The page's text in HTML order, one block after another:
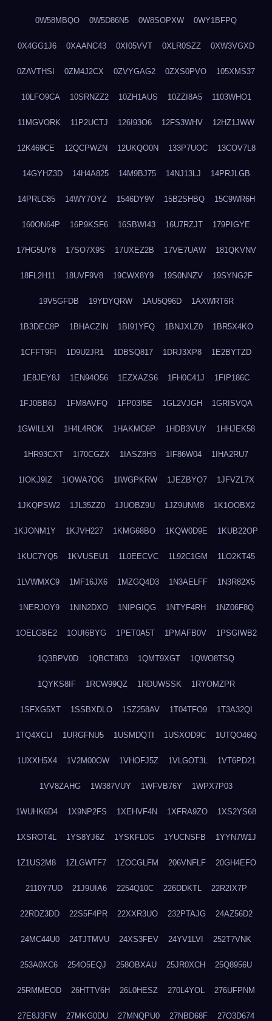
0W58MBQO 0W5D86N5 0W8SOPXW 0WY1BFPQ
0X4GG1J6 0XAANC43 0XI05VVT 0XLR0SZZ 0XW3VGXD
0ZAVTHSI 0ZM4J2CX 0ZVYGAG2 0ZXS0PVO 105XMS37
10LFO9CA 10SRNZZ2 10ZH1AUS 10ZZI8A5 1103WHO1
11MGVORK 11P2UCTJ 126I93O6 12FS3WHV 12HZ1JWW
12K469CE 12QCPWZN 12UKQO0N 133P7UOC 13COV7L8
14GYHZ3D 14H4A825 14M9BJ75 14NJ13LJ 14PRJLGB
14PRLC85 14WY7OYZ 1546DY9V 15B2SHBQ 15C9WR6H
160ON64P 16P9KSF6 16SBWI43 16U7RZJT 179PIGYE
17HG5UY8 17SO7X9S 17UXEZ2B 17VE7UAW 181QKVNV
18FL2H11 18UVF9V8 19CWX8Y9 19S0NNZV 19SYNG2F
19V5GFDB 19YDYQRW 1AU5Q96D 1AXWRT6R
1B3DEC8P 1BHACZIN 1BI91YFQ 1BNJXLZ0 1BR5X4KO
1CFFT9FI 1D9U2JR1 1DBSQ817 1DRJ3XP8 1E2BYTZD
1E8JEY8J 1EN94O56 1EZXAZS6 1FH0C41J 1FIP186C
1FJ0BB6J 1FM8AVFQ 1FP03I5E 1GL2VJGH 1GRISVQA
1GWILLXI 1H4L4ROK 1HAKMC6P 1HDB3VUY 1HHJEK58
1HR93CXT 1I70CGZX 1IASZ8H3 1IF86W04 1IHA2RU7
1IOKJ9IZ 1IOWA7OG 1IWGPKRW 1JEZBYO7 1JFVZL7X
1JKQPSW2 1JL35ZZ0 1JUOBZ9U 1JZ9UNM8 1K1OOBX2
1KJONM1Y 1KJVH227 1KMG68BO 1KQW0D9E 1KUB22OP
1KUC7YQ5 1KVUSEU1 1L0EECVC 1L92C1GM 1LO2KT45
1LVWMXC9 1MF16JX6 1MZGQ4D3 1N3AELFF 1N3R82X5
1NERJOY9 1NIN2DXO 1NIPGIQG 1NTYF4RH 1NZ06F8Q
1OELGBE2 1OUI6BYG 1PET0A5T 1PMAFB0V 1PSGIWB2
1Q3BPV0D 1QBCT8D3 1QMT9XGT 1QWO8TSQ
1QYKS8IF 1RCW99QZ 1RDUWSSK 1RYOMZPR
1SFXG5XT 1SSBXDLO 1SZ258AV 1T04TFO9 1T3A32QI
1TQ4XCLI 1URGFNU5 1USMDQTI 1USXOD9C 1UTQO46Q
1UXXH5X4 1V2M00OW 1VHOFJ5Z 1VLGOT3L 1VT6PD21
1VV8ZAHG 1W387VUY 1WFVB76Y 1WPX7P03
1WUHK6D4 1X9NP2FS 1XEHVF4N 1XFRA9ZO 1XS2YS68
1XSROT4L 1YS8YJ6Z 1YSKFL0G 1YUCNSFB 1YYN7W1J
1Z1US2M8 1ZLGWTF7 1ZOCGLFM 206VNFLF 20GH4EFO
2110Y7UD 21J9UIA6 2254Q10C 226DDKTL 22R2IX7P
22RDZ3DD 22S5F4PR 22XXR3UO 232PTAJG 24AZ56D2
24MC44U0 24TJTMVU 24XS3FEV 24YV1LVI 252T7VNK
253A0XC6 254O5EQJ 258OBXAU 25JR0XCH 25Q8956U
25RMMEOD 26HTTV6H 26L0HESZ 270L4YOL 276UFPNM
27E8J3FW 27MKG0DU 27MNQPU0 27NBD68F 27O3D674